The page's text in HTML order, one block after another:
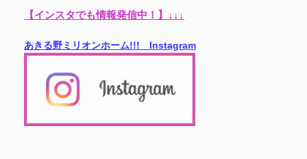
【インスタでも情報発信中！】↓↓↓
あきる野ミリオンホーム!!! Instagram